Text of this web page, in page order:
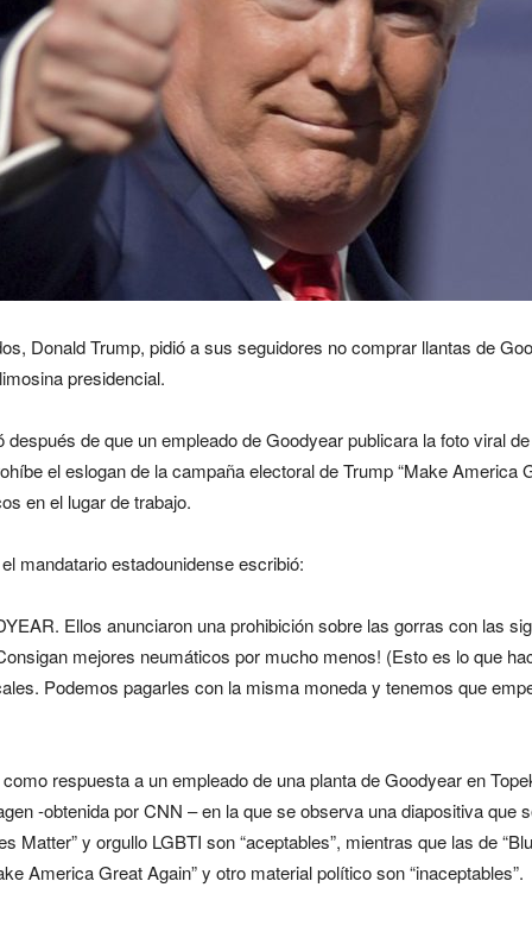
Donald Trump, pidió a sus seguidores no comprar llantas de
presidencial.
después de que un empleado de Goodyear publicara la foto viral
el eslogan de la campaña electoral de Trump “Make America
en el lugar de trabajo.
mandatario estadounidense escribió:
Ellos anunciaron una prohibición sobre las gorras con las
mejores neumáticos por mucho menos! (Esto es lo que
Podemos pagarles con la misma moneda y tenemos que
respuesta a un empleado de una planta de Goodyear en
-obtenida por CNN – en la que se observa una diapositiva que
Matter” y orgullo LGBTI son “aceptables”, mientras que las de
America Great Again” y otro material político son “inaceptables”.